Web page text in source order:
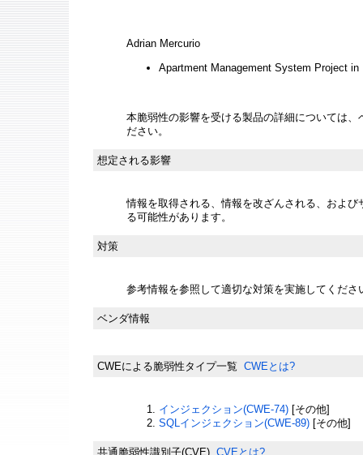
Adrian Mercurio
Apartment Management System Project
本脆弱性の影響を受ける製品の詳細については
ださい。
想定される影響
情報を取得される、情報を改ざんされる、およ
る可能性があります。
対策
参考情報を参照して適切な対策を実施してくださ
ベンダ情報
CWEによる脆弱性タイプ一覧 CWEとは?
インジェクション(CWE-74) [その他]
SQLインジェクション(CWE-89) [その他]
共通脆弱性識別子(CVE) CVEとは?